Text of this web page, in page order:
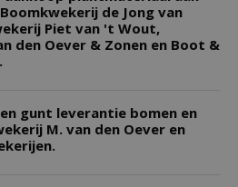
de Jong van
Piet van 't Wout,
den Oever & Zonen en Boot &
gunt leverantie bomen en
M. van den Oever en